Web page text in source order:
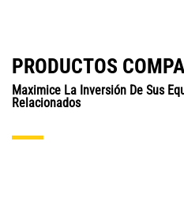
PRODUCTOS
Maximice La Inversión De Sus
Relacionados